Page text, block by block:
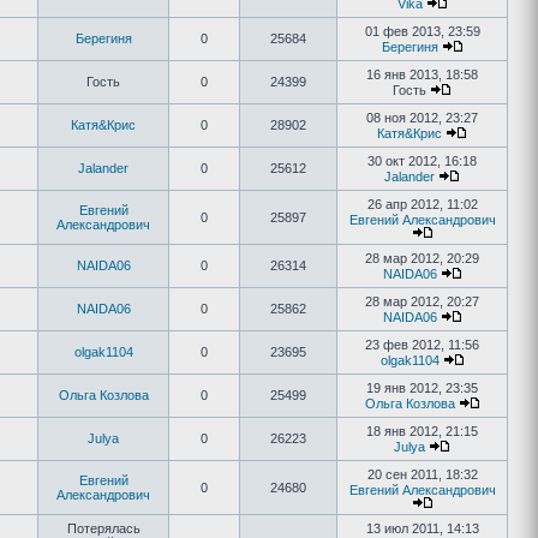
Vika
Берегиня 0 25684
01 фев 2013, 23:59
Берегиня
Гость 0 24399
16 янв 2013, 18:58
Гость
Катя&Крис 0 28902
08 ноя 2012, 23:27
Катя&Крис
Jalander 0 25612
30 окт 2012, 16:18
Jalander
Евгений
Александрович
0 25897
26 апр 2012, 11:02
Евгений Александрович
NAIDA06 0 26314
28 мар 2012, 20:29
NAIDA06
NAIDA06 0 25862
28 мар 2012, 20:27
NAIDA06
olgak1104 0 23695
23 фев 2012, 11:56
olgak1104
Ольга Козлова 0 25499
19 янв 2012, 23:35
Ольга Козлова
Julya 0 26223
18 янв 2012, 21:15
Julya
Евгений
Александрович
0 24680
20 сен 2011, 18:32
Евгений Александрович
Потерялась
13 июл 2011, 14:13